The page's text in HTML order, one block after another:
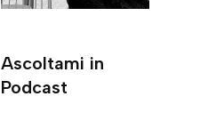
Ascoltami in
Podcast